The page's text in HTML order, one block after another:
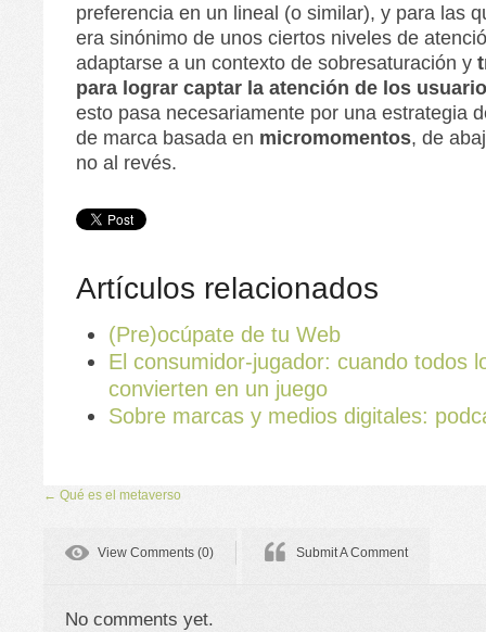
preferencia en un lineal (o similar), y para las
era sinónimo de unos ciertos niveles de
adaptarse a un contexto de sobresaturación y
para lograr captar la atención de los
esto pasa necesariamente por una estrategia
de marca basada en micromomentos, de
no al revés.
Artículos relacionados
(Pre)ocúpate de tu Web
El consumidor-jugador: cuando todos
convierten en un juego
Sobre marcas y medios digitales:
← Qué es el metaverso
View Comments (0) Submit A Comment
No comments yet.